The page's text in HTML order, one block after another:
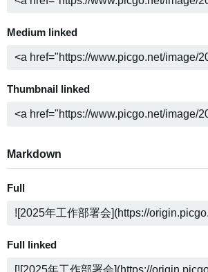
Medium linked
Thumbnail linked
Markdown
Full
Full linked